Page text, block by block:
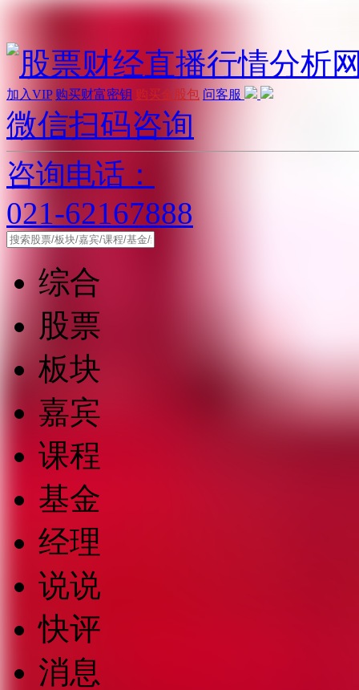
加入VIP 购买财富密钥 购买金股包 问客服
微信扫码咨询
咨询电话：
021-62167888
综合
股票
板块
嘉宾
课程
基金
经理
说说
快评
消息